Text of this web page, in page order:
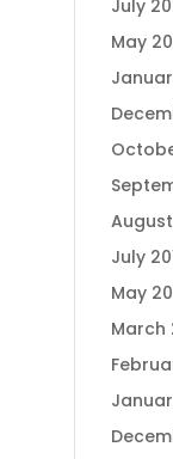
July
May
July
May
March